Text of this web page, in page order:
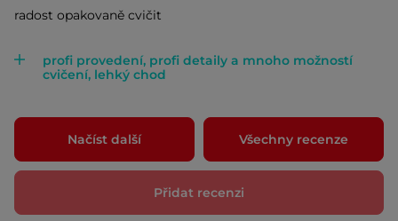
radost opakovaně cvičit
profi provedení, profi detaily a mnoho možností
cvičení, lehký chod
Načíst další Všechny recenze
Přidat recenzi